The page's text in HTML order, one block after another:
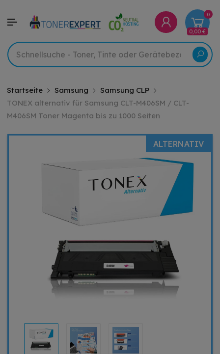
0
0,00 €
Startseite Samsung
Samsung CLP
TONEX alternativ für Samsung CLT-M406SM / CLT-
M406SM Toner Magenta bis zu 1000 Seiten
ALTERNATIV